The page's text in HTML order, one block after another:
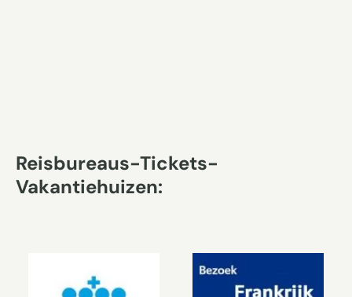
Reisbureaus-Tickets-
Vakantiehuizen: